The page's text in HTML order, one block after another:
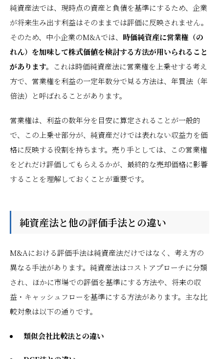
純資産法では、現時点の資産と負債を基準にするため、企業
が将来生み出す利益はそのままでは評価に反映されません。
そのため、中小企業のM&Aでは、 時価純資産に営業権（の
れん）を加味して株式価値を検討する方法が用いられること
があります。
これは時価純資産法に営業権を上乗せする考え
方で、営業権を利益の一定年数分で見る方法は、年買法（年
倍法）と呼ばれることがあります。
営業権は、利益の数年分を目安に算定されることが一般的
で、この上乗せ部分が、純資産だけでは表れない収益力を価
格に反映する役割を持ちます。売り手としては、この営業権
をどれだけ評価してもらえるかが、最終的な売却価格に影響
することを理解しておくことが重要です。
純資産法と他の評価手法との違い
M&Aにおける評価手法は純資産法だけではなく、考え方の
異なる手法があります。純資産法はコストアプローチに分類
され、ほかに市場での評価を基準にする方法や、将来の収
益・キャッシュフローを基準にする方法があります。主な比
較対象は以下の通りです。
類似会社比較法との違い